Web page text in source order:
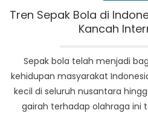
Tren Sepak Bola di
Kancah
Sepak bola telah menjadi
kehidupan masyarakat
kecil di seluruh nusantara
gairah terhadap olahraga ini